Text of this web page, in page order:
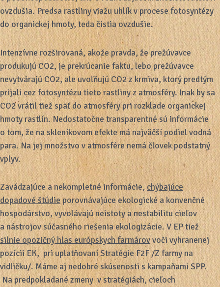
ovzdušia. Predsa rastliny viažu uhlík v procese fotosyntézy
do organickej hmoty, teda čistia ovzdušie.
Intenzívne rozširovaná, akože pravda, že prežúvavce
produkujú CO2, je prekrúcanie faktu, lebo prežúvavce
nevytvárajú CO2, ale uvoľňujú CO2 z krmiva, ktorý predtým
prijali cez fotosyntézu tieto rastliny z atmosféry. Inak by sa
CO2 vrátil tiež späť do atmosféry pri rozklade organickej
hmoty rastlín. Nedostatočne transparentné sú informácie
o tom, že na skleníkovom efekte má najväčší podiel vodná
para. Na jej množstvo v atmosfére nemá človek podstatný
vplyv.
Zavádzajúce a nekompletné informácie,chýbajúce
dopadové štúdie porovnávajúce ekologické a konvenčné
hospodárstvo, vyvolávajú neistoty a nestabilitu cieľov
a nástrojov súčasného riešenia ekologizácie. V EP tiež
silnie opozičný hlas európskych farmárovvoči vyhranenej
pozícii EK, pri uplatňovaní Stratégie F2F /Z farmy na
vidličku/. Máme aj nedobré skúsenosti s kampaňami SPP.
Na predpokladané zmeny v stratégiách, cieľoch